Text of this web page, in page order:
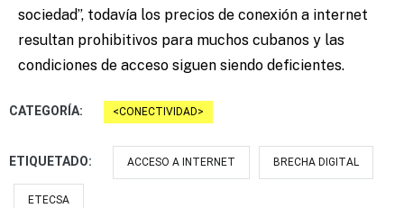
sociedad”, todavía los precios de conexión a internet
resultan prohibitivos para muchos cubanos y las
condiciones de acceso siguen siendo deficientes.
CATEGORÍA: CONECTIVIDAD
ETIQUETADO: ACCESO A INTERNET BRECHA DIGITAL
ETECSA